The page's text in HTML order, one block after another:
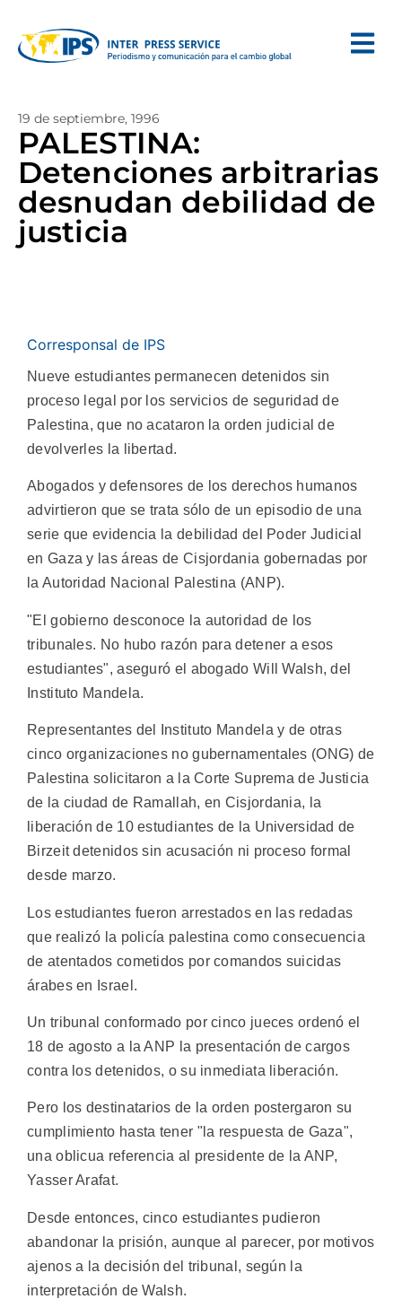
19 de septiembre, 1996
PALESTINA:
Detenciones arbitrarias
desnudan debilidad de
justicia
Corresponsal de IPS
Nueve estudiantes permanecen detenidos sin
proceso legal por los servicios de seguridad de
Palestina, que no acataron la orden judicial de
devolverles la libertad.
Abogados y defensores de los derechos humanos
advirtieron que se trata sólo de un episodio de una
serie que evidencia la debilidad del Poder Judicial
en Gaza y las áreas de Cisjordania gobernadas por
la Autoridad Nacional Palestina (ANP).
"El gobierno desconoce la autoridad de los
tribunales. No hubo razón para detener a esos
estudiantes", aseguró el abogado Will Walsh, del
Instituto Mandela.
Representantes del Instituto Mandela y de otras
cinco organizaciones no gubernamentales (ONG) de
Palestina solicitaron a la Corte Suprema de Justicia
de la ciudad de Ramallah, en Cisjordania, la
liberación de 10 estudiantes de la Universidad de
Birzeit detenidos sin acusación ni proceso formal
desde marzo.
Los estudiantes fueron arrestados en las redadas
que realizó la policía palestina como consecuencia
de atentados cometidos por comandos suicidas
árabes en Israel.
Un tribunal conformado por cinco jueces ordenó el
18 de agosto a la ANP la presentación de cargos
contra los detenidos, o su inmediata liberación.
Pero los destinatarios de la orden postergaron su
cumplimiento hasta tener "la respuesta de Gaza",
una oblicua referencia al presidente de la ANP,
Yasser Arafat.
Desde entonces, cinco estudiantes pudieron
abandonar la prisión, aunque al parecer, por motivos
ajenos a la decisión del tribunal, según la
interpretación de Walsh.